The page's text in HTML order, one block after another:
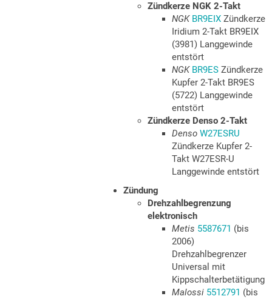
Zündkerze NGK 2-Takt
NGK BR9EIXZündkerze
Iridium 2-Takt BR9EIX
(3981) Langgewinde
entstört
NGK BR9ESZündkerze
Kupfer 2-Takt BR9ES
(5722) Langgewinde
entstört
Zündkerze Denso 2-Takt
Denso W27ESRU
Zündkerze Kupfer 2-
Takt W27ESR-U
Langgewinde entstört
Zündung
Drehzahlbegrenzung
elektronisch
Metis 5587671 (bis
2006)
Drehzahlbegrenzer
Universal mit
Kippschalterbetätigung
Malossi 5512791 (bis